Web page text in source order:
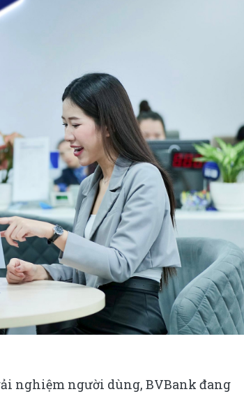
nghiệm người dùng, BVBank đang